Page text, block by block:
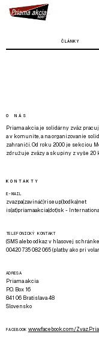
ČLÁNKY
O NÁS
Priama akcia je solidárny zväz
a v komunite, a na organizovanie
zahraničí. Od roku 2000 je sekciou
združuje zväzy a skupiny z vyše 20
KONTAKTY
E-MAIL
zvazpa(zavináč)riseup(bodka)net
is(at)priamaakcia(dot)sk -
TELEFONICKÝ KONTAKT
(SMS alebo odkaz v hlasovej
00420 735 082 065 (platby ako pri
ADRESA
Priama akcia
P.O. Box 16
841 06 Bratislava 48
Slovensko
FACEBOOK www.facebook.com/